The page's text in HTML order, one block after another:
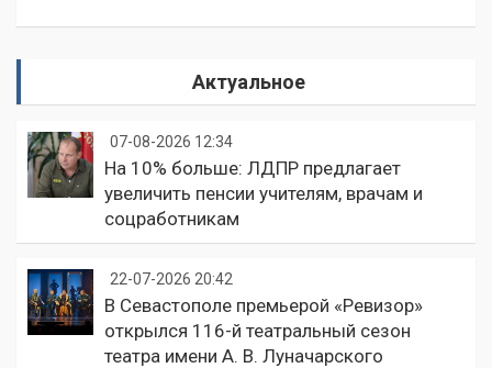
Актуальное
07-08-2026 12:34
На 10% больше: ЛДПР предлагает
увеличить пенсии учителям, врачам и
соцработникам
22-07-2026 20:42
В Севастополе премьерой «Ревизор»
открылся 116-й театральный сезон
театра имени А. В. Луначарского